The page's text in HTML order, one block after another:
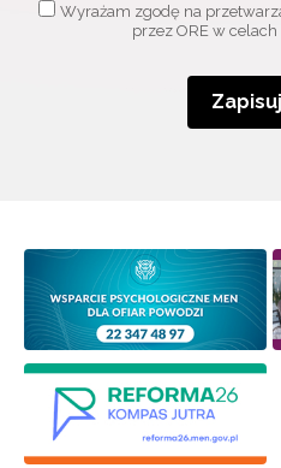
Wyrażam zgodę na
przez ORE w